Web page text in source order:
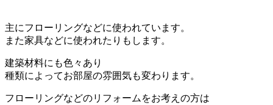
主にフローリングなどに使われています。
また家具などに使われたりもします。
建築材料にも色々あり
種類によってお部屋の雰囲気も変わります。
フローリングなどのリフォームをお考えの方は